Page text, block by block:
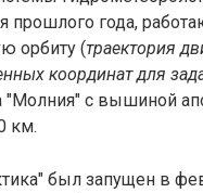
прошлого года,
орбиту (траектория
координат для
"Молния" с вышиной
км.
был запущен в